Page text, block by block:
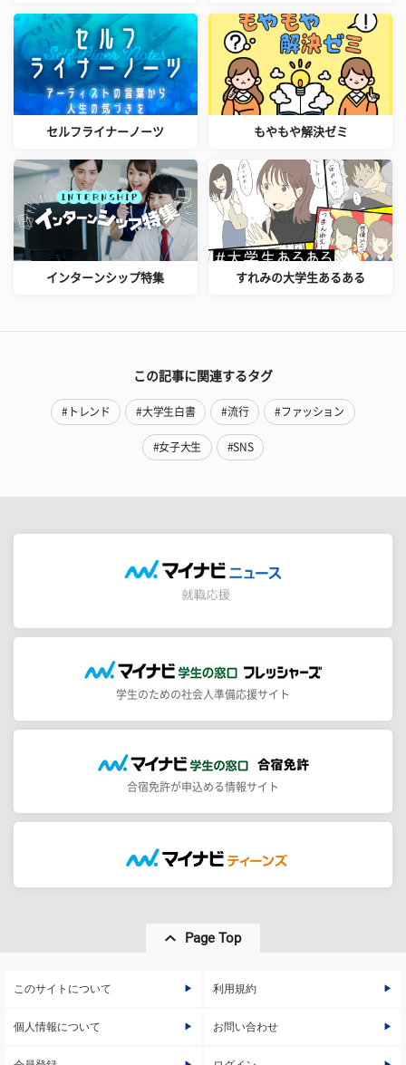
セルフライナーノーツ もやもや解決ゼミ
インターンシップ特集 すれみの大学生あるある
この記事に関連するタグ
#トレンド #大学生白書 #流行 #ファッション
#女子大生 #SNS
学生のための社会人準備応援サイト
合宿免許が申込める情報サイト
Page Top
このサイトについて 利用規約
個人情報について お問い合わせ